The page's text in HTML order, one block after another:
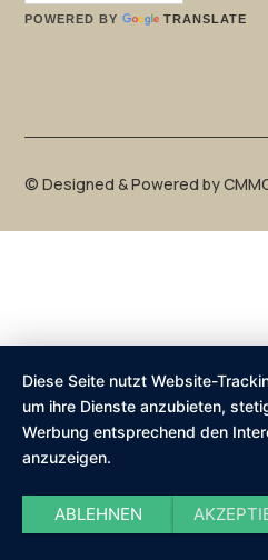
POWERED BY TRANSLATE
©Designed & Powered by
Diese Seite nutzt Website-
um ihre Dienste anzubieten,
Werbung entsprechend den
anzuzeigen.
ABLEHNEN